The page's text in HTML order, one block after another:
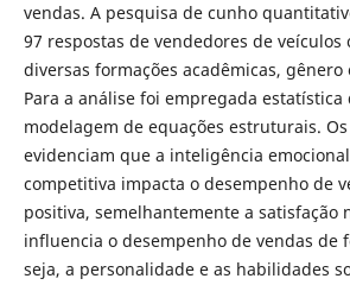
vendas. A pesquisa de cunho
97 respostas de vendedores de veículos
diversas formações acadêmicas, gênero
Para a análise foi empregada estatística
modelagem de equações estruturais.
evidenciam que a inteligência
competitiva impacta o desempenho de
positiva, semelhantemente a satisfação
influencia o desempenho de vendas de
seja, a personalidade e as habilidades